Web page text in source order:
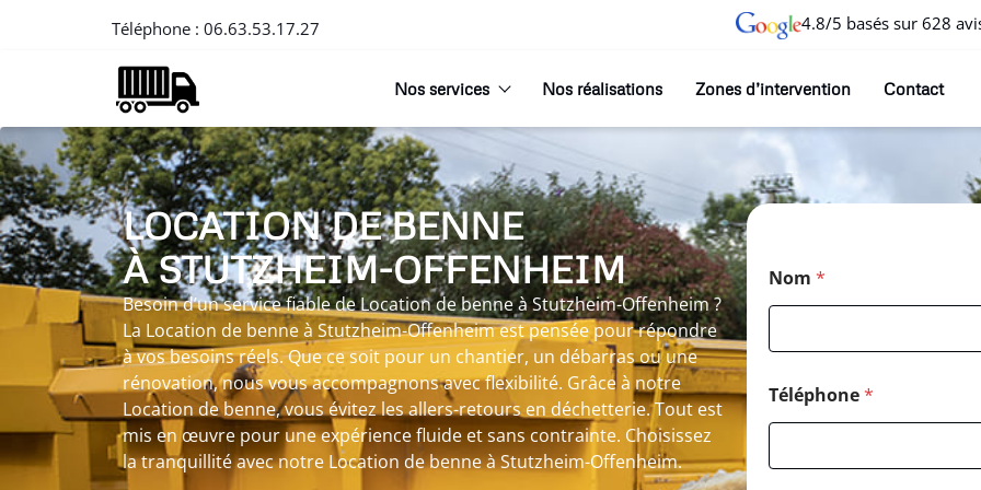
Téléphone : 06.63.53.17.27 4.8/5 basés sur 628
Nos services Nos réalisations Zones d’intervention Contact
LOCATION DE BENNE
À STUTZHEIM-OFFENHEIM
Besoin d’un service fiable de Location de benne à Stutzheim-Offenheim ?
La Location de benne à Stutzheim-Offenheim est pensée pour répondre
à vos besoins réels. Que ce soit pour un chantier, un débarras ou une
rénovation, nous vous accompagnons avec flexibilité. Grâce à notre
Location de benne, vous évitez les allers-retours en déchetterie. Tout est
mis en œuvre pour une expérience fluide et sans contrainte. Choisissez
la tranquillité avec notre Location de benne à Stutzheim-Offenheim.
Nom *
Téléphone*